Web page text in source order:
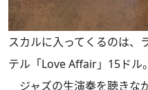
スカルに入ってくるのは、
テル「Love Affair」15ドル。
ジャズの生演奏を聴きな